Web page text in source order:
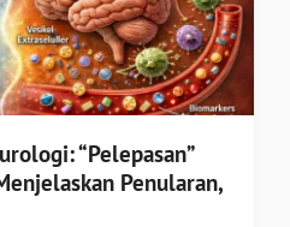
“Pelepasan”
Penularan,